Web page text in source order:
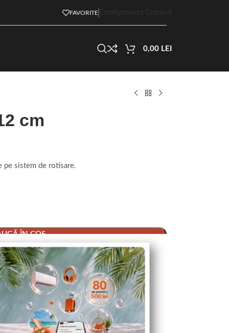
FAVORITE
0,00 LEI
cm
pe sistem de rotisare.
ÎN COȘ